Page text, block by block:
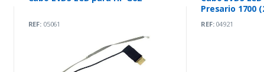
REF:05061
Presario 1700
REF:04921